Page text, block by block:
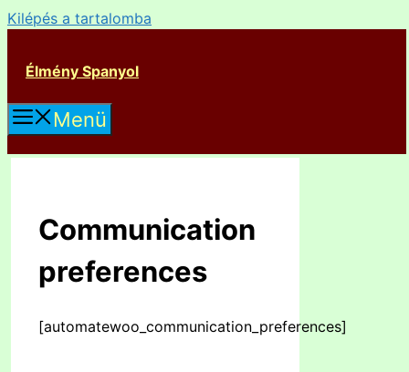
Kilépés a tartalomba
Élmény Spanyol
Menü
Communication
preferences
[automatewoo_communication_preferences]